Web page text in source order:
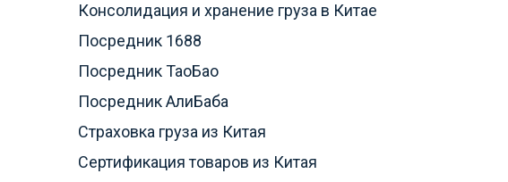
Консолидация и хранение груза в Китае
Посредник 1688
Посредник ТаоБао
Посредник АлиБаба
Страховка груза из Китая
Сертификация товаров из Китая